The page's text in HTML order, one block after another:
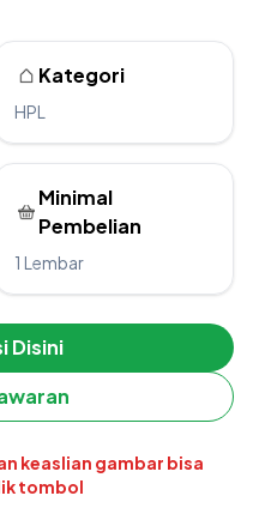
Kategori
HPL
Minimal
Pembelian
1 Lembar
Disini
keaslian gambar bisa
tombol